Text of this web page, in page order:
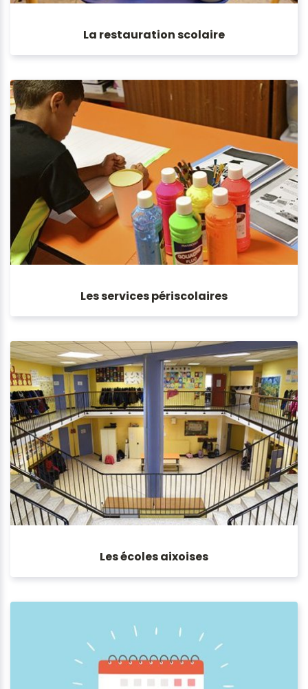
La restauration scolaire
Les services périscolaires
Les écoles aixoises